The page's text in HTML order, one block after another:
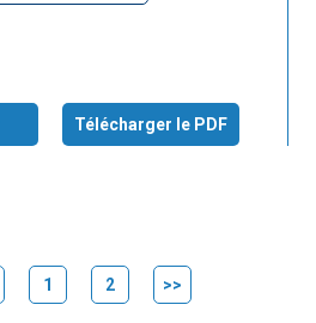
Télécharger le PDF
1 2 >>